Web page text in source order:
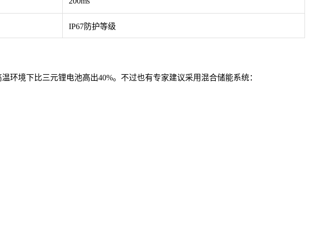
IP67防护等级
境下比三元锂电池高出40%。不过也有专家建议采用混合储能系统：